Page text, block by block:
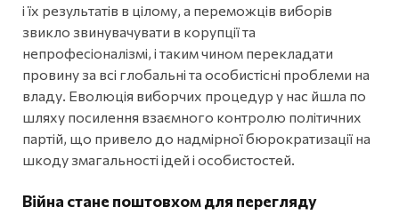
і їх результатів в цілому, а переможців виборів
звикло звинувачувати в корупції та
непрофесіоналізмі, і таким чином перекладати
провину за всі глобальні та особистісні проблеми на
владу. Еволюція виборчих процедур у нас йшла по
шляху посилення взаємного контролю політичних
партій, що привело до надмірної бюрократизації на
шкоду змагальності ідей і особистостей.
Війна стане поштовхом для перегляду